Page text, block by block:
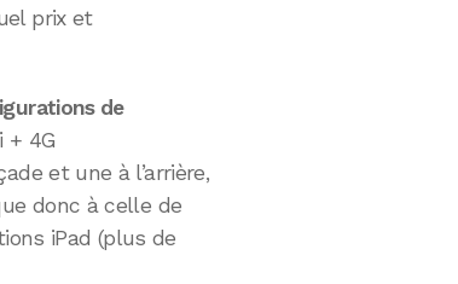
prix et
de
+ 4G
et une à l’arrière,
donc à celle de
iPad (plus de